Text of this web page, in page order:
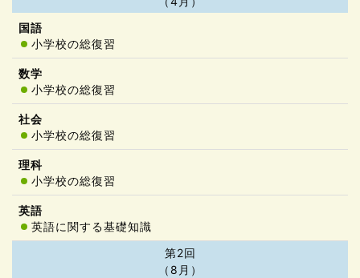
小学校の総復習
小学校の総復習
小学校の総復習
小学校の総復習
英語に関する基礎知識
第2回
（8月）